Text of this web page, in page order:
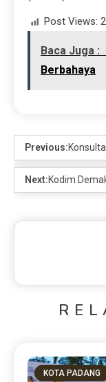
Post Views:
Baca Juga :
Berbahaya
Previous:
Next:Kodim
KOTA PADANG